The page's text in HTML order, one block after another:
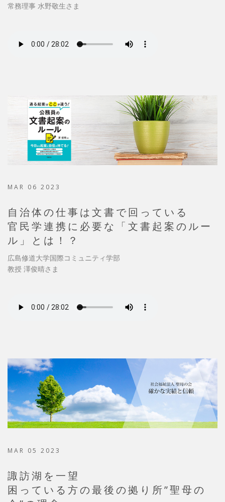
常務理事 水野敬生さま
MAR 06 2023
自治体の仕事は文書で回っている
官民学連携に必要な「文書起案のルー
ル」とは！？
広島修道大学国際コミュニティ学部
教授 澤俊晴さま
MAR 05 2023
諏訪湖を一望
困っている方の最後の拠り所”聖母の